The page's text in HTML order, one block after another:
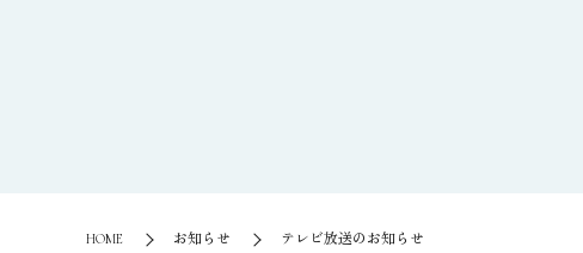
HOME お知らせ テレビ放送のお知らせ